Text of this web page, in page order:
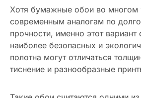
Хотя бумажные обои во многом
современным аналогам по
прочности, именно этот вариант
наиболее безопасных и
полотна могут отличаться
тиснение и разнообразные